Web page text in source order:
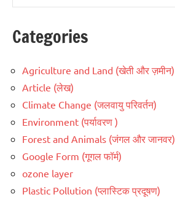
Categories
Agriculture and Land (खेती और ज़मीन)
Article (लेख)
Climate Change (जलवायु परिवर्तन)
Environment (पर्यावरण )
Forest and Animals (जंगल और जानवर)
Google Form (गूगल फॉर्म)
ozone layer
Plastic Pollution (प्लास्टिक प्रदूषण)